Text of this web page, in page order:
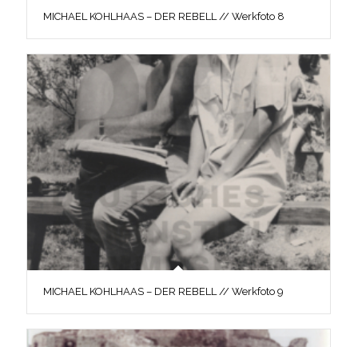
MICHAEL KOHLHAAS – DER REBELL // Werkfoto 8
MICHAEL KOHLHAAS – DER REBELL // Werkfoto 9